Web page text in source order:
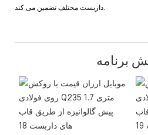
داربست مختلف تضمین می کند.
برنامه